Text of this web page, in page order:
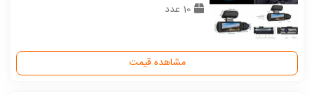
10 عدد
مشاهده قیمت